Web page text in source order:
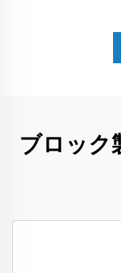
ブロック